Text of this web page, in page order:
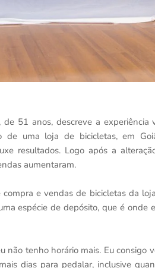
51 anos, descreve a experiência
uma loja de bicicletas, em
resultados. Logo após a
aumentaram.
e vendas de bicicletas da
espécie de depósito, que é onde
não tenho horário mais. Eu consigo
dias para pedalar, inclusive